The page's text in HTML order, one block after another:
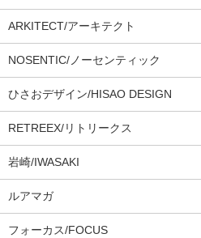
ARKITECT/アーキテクト
NOSENTIC/ノーセンティック
ひさおデザイン/HISAO DESIGN
RETREEX/リトリークス
岩崎/IWASAKI
ルアマガ
フォーカス/FOCUS